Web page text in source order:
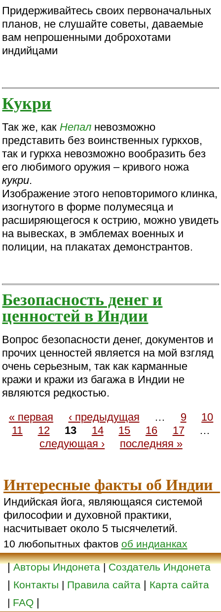
Придерживайтесь своих первоначальных
планов, не слушайте советы, даваемые
вам непрошенными доброхотами
индийцами
Кукри
Так же, какНепал невозможно
представить без воинственных гуркхов,
так и гуркха невозможно вообразить без
его любимого оружия – кривого ножа
кукри.
Изображение этого неповторимого клинка,
изогнутого в форме полумесяца и
расширяющегося к острию, можно увидеть
на вывесках, в эмблемах военных и
полиции, на плакатах демонстрантов.
Безопасность денег и
ценностей в Индии
Вопрос безопасности денег, документов и
прочих ценностей является на мой взгляд
очень серьезным, так как карманные
кражи и кражи из багажа в Индии не
являются редкостью.
« первая
‹ предыдущая … 9
10
11
12 13 14 15 16 17
…
следующая ›
последняя »
Интересные факты об Индии
Индийская йога, являющаяся системой
философии и духовной практики,
насчитывает около 5 тысячелетий.
10 любопытных фактов об индианках
|Авторы Индонета|Создатель Индонета
| Контакты | Правила сайта | Карта сайта
| FAQ |